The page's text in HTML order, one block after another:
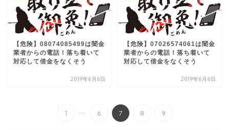
【危険】08074085499は闇金
業者からの電話！落ち着いて
対応して借金をなくそう
2019年6月6日
【危険】07026574061は闇金
業者からの電話！落ち着いて
対応して借金をなくそう
2019年6月6日
1 ... 6 7 8 9